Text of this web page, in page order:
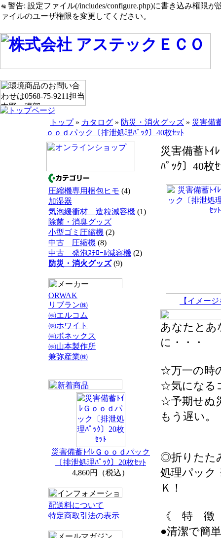
警告: 設定ファイル(/includes/configure.php)に書き込み権限が
ァイルのユーザ権限を変更してください。
トップ» カタログ » 防災・消火グッズ » 災害備
ｏｏｄパック〔排泄処理ﾊﾟｯｸ〕40枚ｾｯﾄ
圧縮機専用梱包ヒモ (4)
加湿器
気泡緩衝材 造粒減容機 (1)
除菌・消臭グッズ
小型ゴミ圧縮機 (2)
中古 圧縮機 (8)
中古 発泡ｽﾁﾛｰﾙ減容機 (2)
防災・消火グッズ(9)
ORWAK
リブラン㈱
㈱エルコム
㈱ホワイト
㈱ボネックス
㈱山本製作所
兼弥産業㈱
災害備蓄ﾄｲﾚＧｏｏｄパック
〔排泄処理ﾊﾟｯｸ〕20枚ｾｯﾄ
4,860円（税込）
配送料について
特定商取引法の表示
災害備蓄ﾄｲ
ﾊﾟｯｸ〕40枚
【イメー
あなたとあ
に・・・
☆万一の時
☆気になる
☆予期せぬ
もう遅い。
◎折りたた
処理パック
Ｋ！
《 特 徴
●清潔で簡